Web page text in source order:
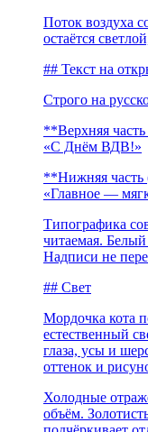
Поток воздуха
остаётся
## Текст на
Строго на
**Верхняя
«С Днём ВДВ!»
**Нижняя часть
«Главное —
Типографика
читаемая.
Надписи не
## Свет
Мордочка кота
естественный
глаза, усы и
оттенок и
Холодные
объём.